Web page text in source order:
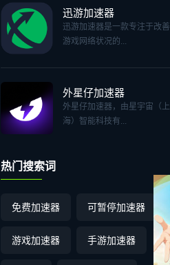
迅游加速器
迅游加速器是一款专注于改善
游戏网络状况的...
外星仔加速器
外星仔加速器，由星宇宙（上
海）智能科技有...
热门搜索词
免费加速器 可暂停加速器
游戏加速器 手游加速器